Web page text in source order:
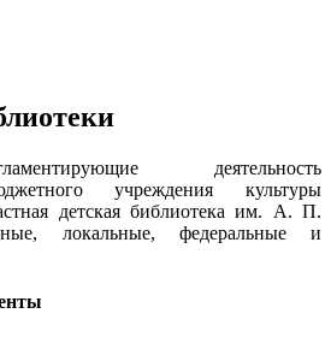
деятельность
учреждения культуры
детская библиотека им. А. П.
локальные, федеральные и